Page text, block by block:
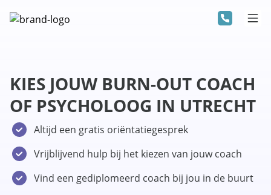
KIES JOUW BURN-OUT COACH
OF PSYCHOLOOG IN UTRECHT
Altijd een gratis oriëntatiegesprek
Vrijblijvend hulp bij het kiezen van jouw coach
Vind een gediplomeerd coach bij jou in de buurt